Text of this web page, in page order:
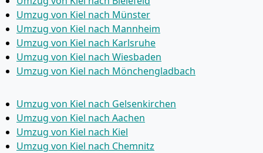
Umzug von Kiel nach Münster
Umzug von Kiel nach Mannheim
Umzug von Kiel nach Karlsruhe
Umzug von Kiel nach Wiesbaden
Umzug von Kiel nach Mönchen­gladbach
Umzug von Kiel nach Gelsenkirchen
Umzug von Kiel nach Aachen
Umzug von Kiel nach Kiel
Umzug von Kiel nach Chemnitz